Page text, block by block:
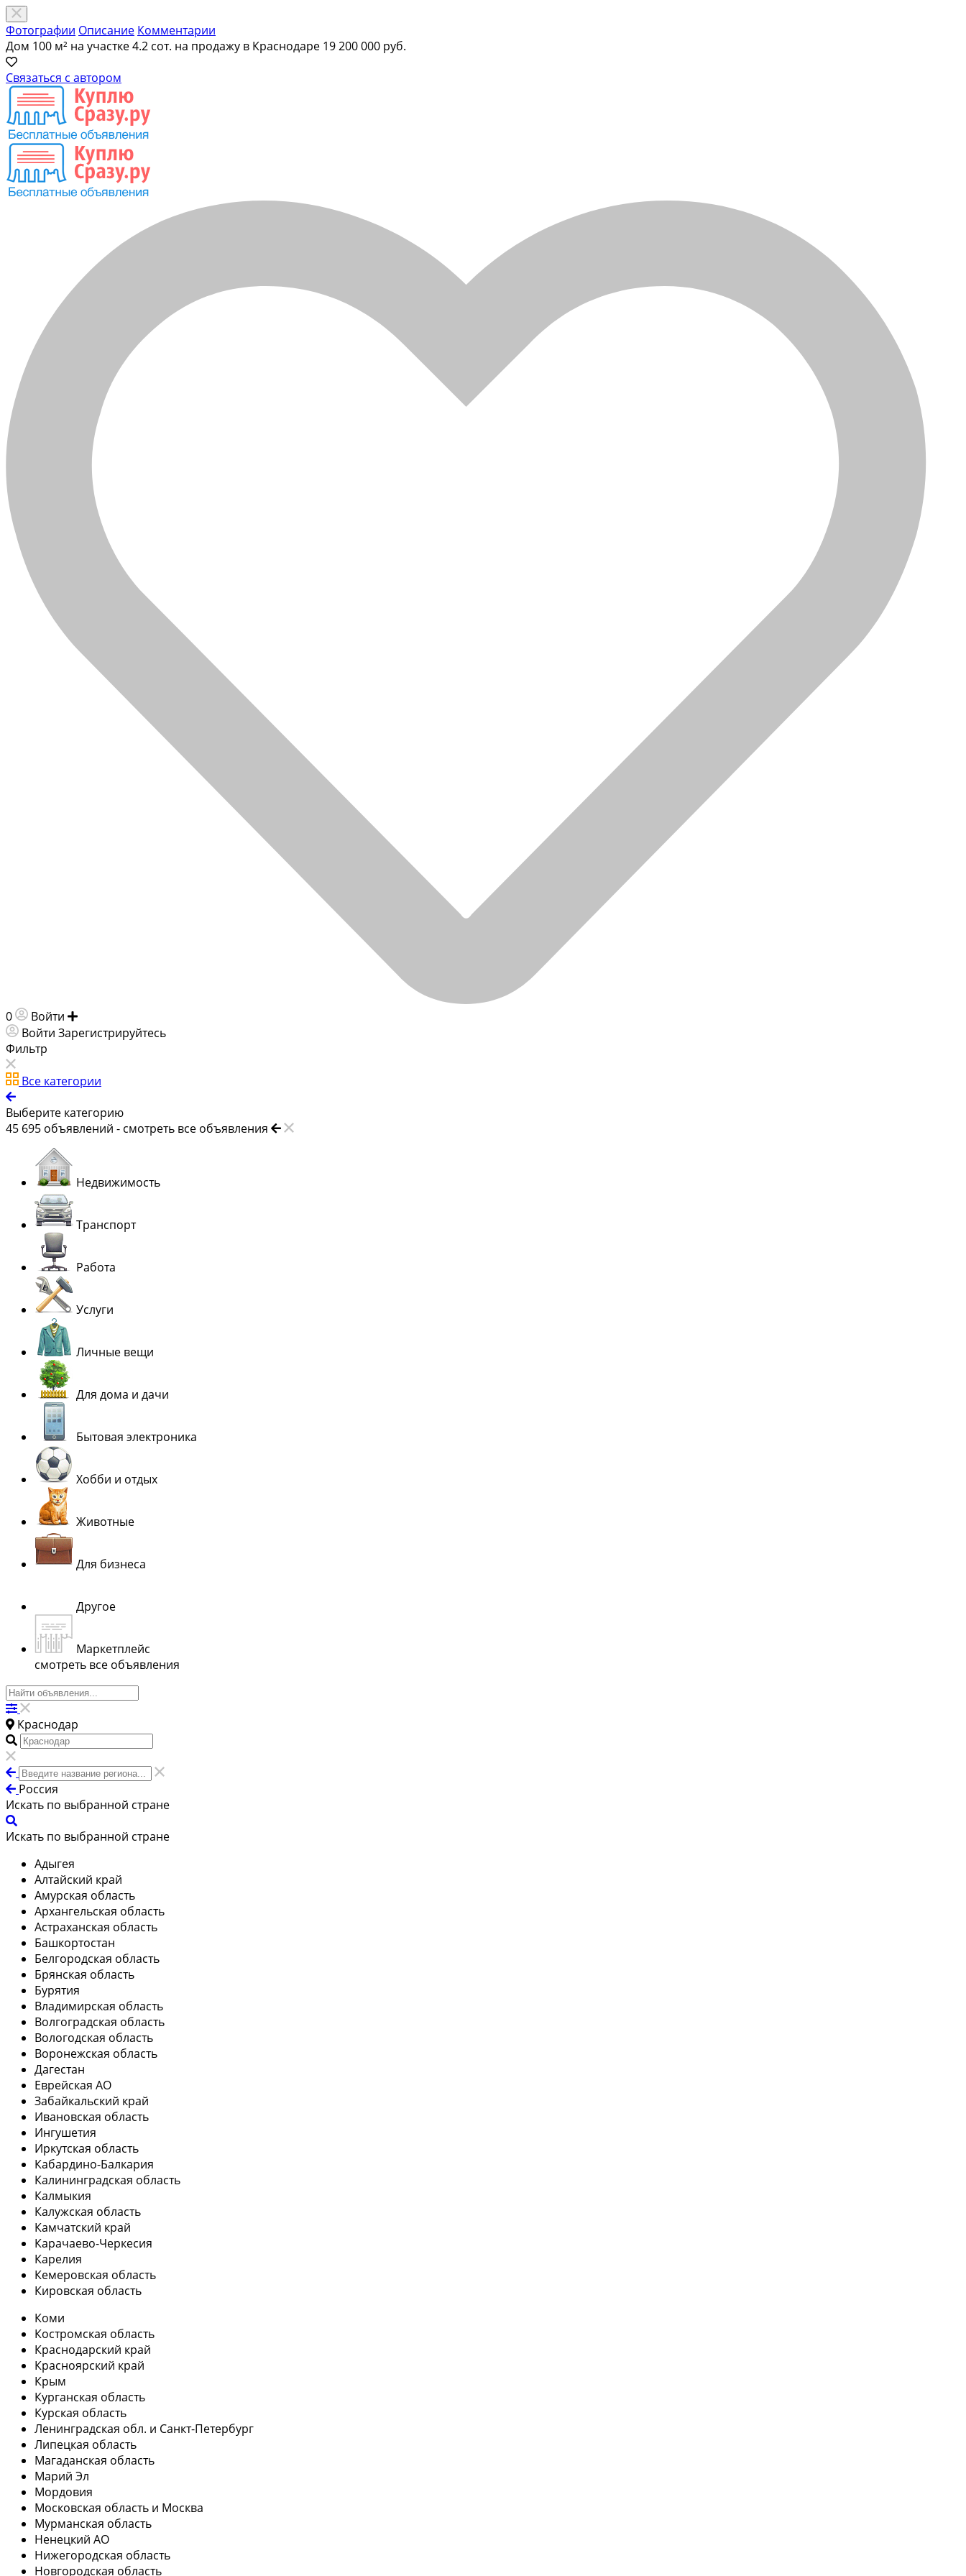
Фотографии Описание Комментарии
Дом 100 м² на участке 4.2 сот. на продажу в Краснодаре 19 200 000 руб.
Связаться с автором
0 Войти
Войти Зарегистрируйтесь
Фильтр
Все категории
Выберите категорию
45 695 объявлений - смотреть все объявления
Недвижимость
Транспорт
Работа
Услуги
Личные вещи
Для дома и дачи
Бытовая электроника
Хобби и отдых
Животные
Для бизнеса
Другое
Маркетплейс
смотреть все объявления
Краснодар
Россия
Искать по выбранной стране
Искать по выбранной стране
Адыгея
Алтайский край
Амурская область
Архангельская область
Астраханская область
Башкортостан
Белгородская область
Брянская область
Бурятия
Владимирская область
Волгоградская область
Вологодская область
Воронежская область
Дагестан
Еврейская АО
Забайкальский край
Ивановская область
Ингушетия
Иркутская область
Кабардино-Балкария
Калининградская область
Калмыкия
Калужская область
Камчатский край
Карачаево-Черкесия
Карелия
Кемеровская область
Кировская область
Коми
Костромская область
Краснодарский край
Красноярский край
Крым
Курганская область
Курская область
Ленинградская обл. и Санкт-Петербург
Липецкая область
Магаданская область
Марий Эл
Мордовия
Московская область и Москва
Мурманская область
Ненецкий АО
Нижегородская область
Новгородская область